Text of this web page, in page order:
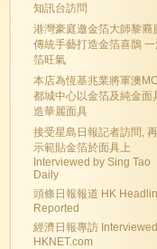
知訊台訪問
港灣豪庭邀金箔大師黎裔
傳統手藝打造金箔喜鵲 一
箔旺氣
本店為恆基兆業將軍澳
都城中心以金箔及純金面
造華麗面具
接受星島日報記者訪問,
示範貼金箔於面具上
Interviewed by Sing Tao
Daily
頭條日報報道 HK
Reported
經濟日報專訪
HKNET.com